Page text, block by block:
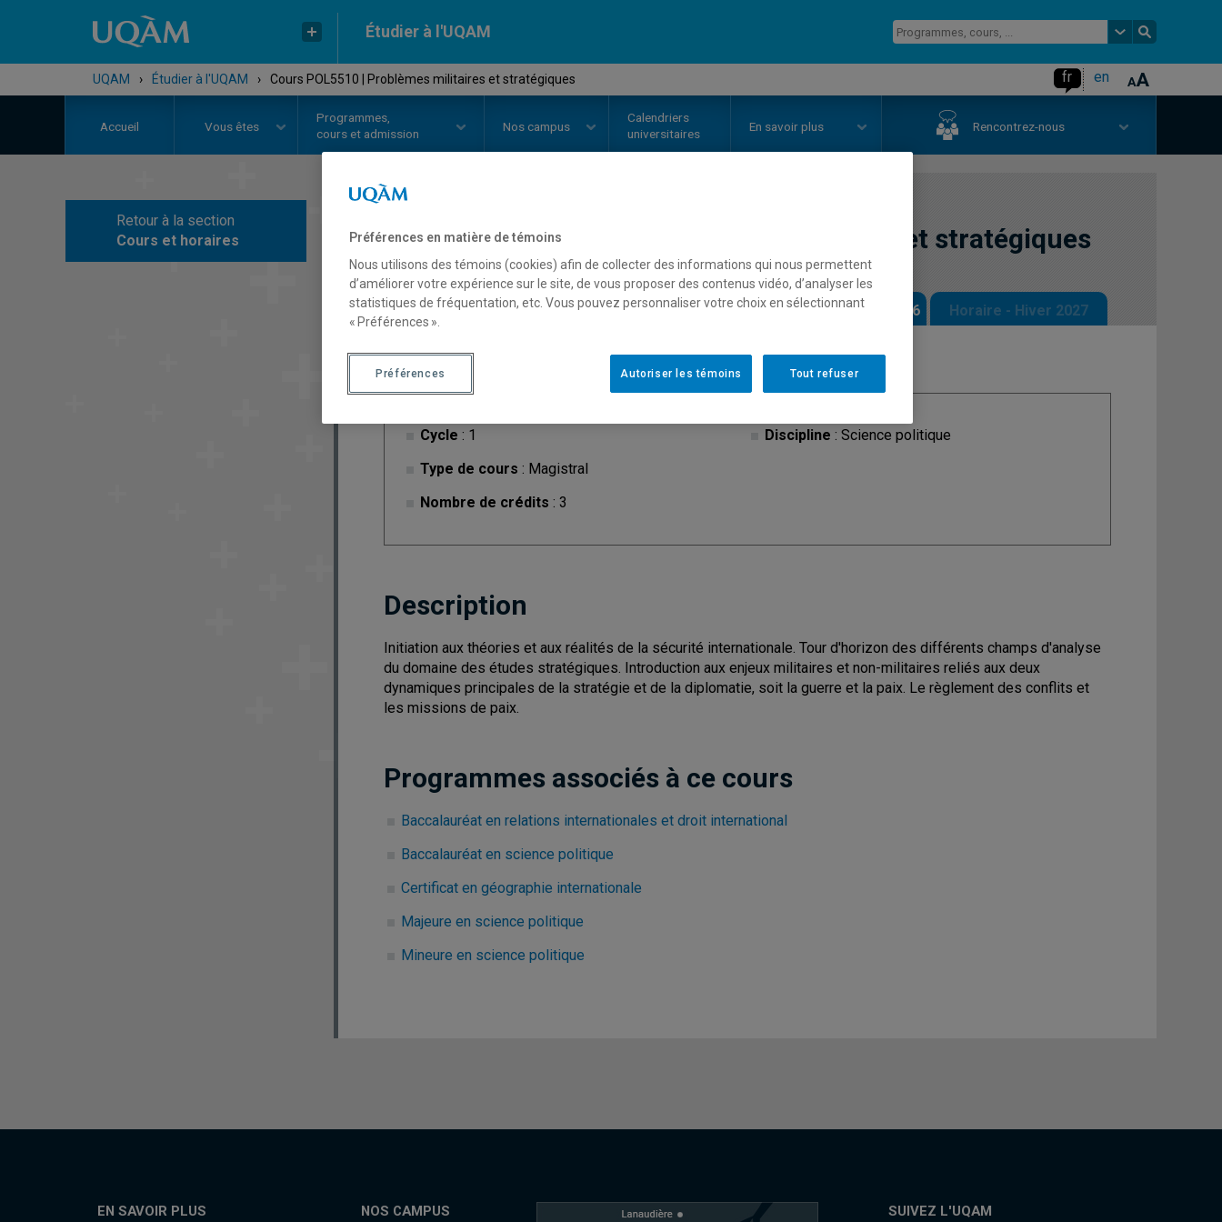
Étudier à l'UQAM
UQAM › Étudier à l'UQAM › Cours POL5510 | Problèmes militaires et stratégiques fr en
Accueil Vous êtes
Programmes,
cours et admission
Nos campus
Calendriers
universitaires
En savoir plus Rencontrez-nous
Retour à la section
Cours et horaires
COURS// POL5510 Problèmes militaires et stratégiques
Description Horaire - Été 2026 Horaire - Automne 2026 Horaire - Hiver 2027
Cycle : 1
Type de cours : Magistral
Nombre de crédits : 3
Discipline : Science politique
Description
Initiation aux théories et aux réalités de la sécurité internationale. Tour d'horizon des différents champs d'analyse
du domaine des études stratégiques. Introduction aux enjeux militaires et non-militaires reliés aux deux
dynamiques principales de la stratégie et de la diplomatie, soit la guerre et la paix. Le règlement des conflits et
les missions de paix.
Programmes associés à ce cours
Baccalauréat en relations internationales et droit international
Baccalauréat en science politique
Certificat en géographie internationale
Majeure en science politique
Mineure en science politique
EN SAVOIR PLUS NOS CAMPUS SUIVEZ L'UQAM
Préférences en matière de témoins
Nous utilisons des témoins (cookies) afin de collecter des informations qui nous permettent
d’améliorer votre expérience sur le site, de vous proposer des contenus vidéo, d’analyser les
statistiques de fréquentation, etc. Vous pouvez personnaliser votre choix en sélectionnant
« Préférences ».
Tout refuser
Autoriser les témoins
Préférences